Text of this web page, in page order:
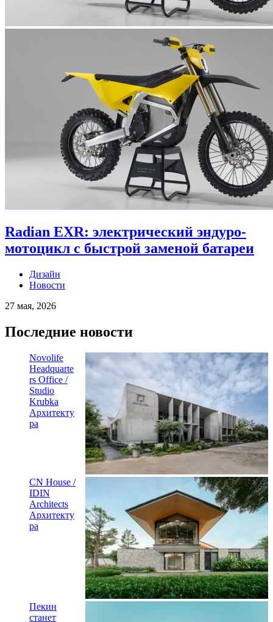
Radian EXR: электрический эндуро-
мотоцикл с быстрой заменой батареи
Дизайн
Новости
27 мая, 2026
Последние новости
Novolife
Headquarte
rs Office /
Studio
Krubka
Архитекту
ра
CN House /
IDIN
Architects
Архитекту
ра
Пекин
станет